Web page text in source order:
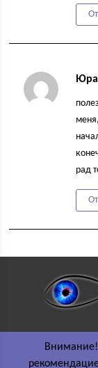
Юра
рад
Внимание!